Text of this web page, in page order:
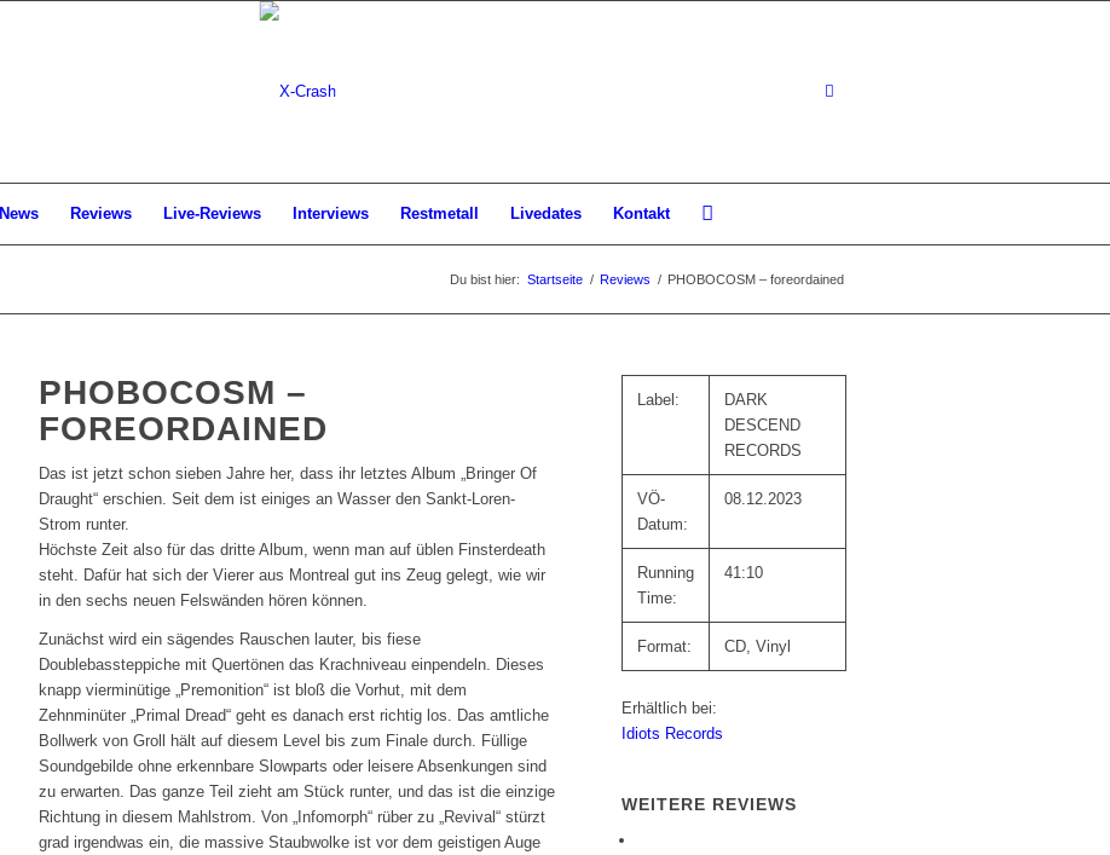
News Reviews Live-Reviews Interviews Restmetall Livedates Kontakt
Du bist hier: Startseite / Reviews / PHOBOCOSM – foreordained
PHOBOCOSM –
FOREORDAINED
Das ist jetzt schon sieben Jahre her, dass ihr letztes Album „Bringer Of
Draught“ erschien. Seit dem ist einiges an Wasser den Sankt-Loren-
Strom runter.
Höchste Zeit also für das dritte Album, wenn man auf üblen Finsterdeath
steht. Dafür hat sich der Vierer aus Montreal gut ins Zeug gelegt, wie wir
in den sechs neuen Felswänden hören können.
Zunächst wird ein sägendes Rauschen lauter, bis fiese
Doublebassteppiche mit Quertönen das Krachniveau einpendeln. Dieses
knapp vierminütige „Premonition“ ist bloß die Vorhut, mit dem
Zehnminüter „Primal Dread“ geht es danach erst richtig los. Das amtliche
Bollwerk von Groll hält auf diesem Level bis zum Finale durch. Füllige
Soundgebilde ohne erkennbare Slowparts oder leisere Absenkungen sind
zu erwarten. Das ganze Teil zieht am Stück runter, und das ist die einzige
Richtung in diesem Mahlstrom. Von „Infomorph“ rüber zu „Revival“ stürzt
grad irgendwas ein, die massive Staubwolke ist vor dem geistigen Auge
Label:
DARK
DESCEND
RECORDS
VÖ-
Datum:
08.12.2023
Running
Time:
41:10
Format: CD, Vinyl
Erhältlich bei:
Idiots Records
WEITERE REVIEWS